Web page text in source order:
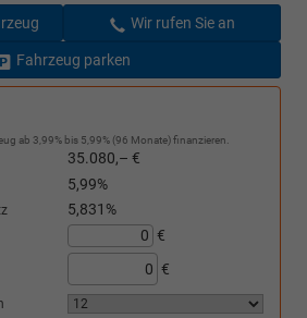
Wir rufen Sie an
Fahrzeug parken
ab 3,99% bis 5,99% (96 Monate) finanzieren.
35.080,– €
5,99%
5,831%
€
€